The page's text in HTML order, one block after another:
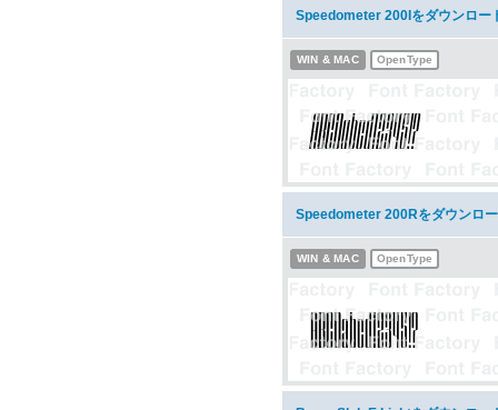
Speedometer 200Iをダウンロー
WIN & MAC OpenType
Speedometer 200Rをダウンロ
WIN & MAC OpenType